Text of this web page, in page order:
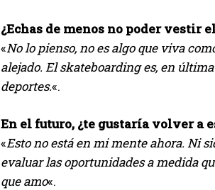
¿Echas de menos no poder vestir
«No lo pienso, no es algo que viva
alejado. El skateboarding es, en
deportes.«.
En el futuro, ¿te gustaría volver a
«Esto no está en mi mente ahora. Ni
evaluar las oportunidades a medida
que amo«.